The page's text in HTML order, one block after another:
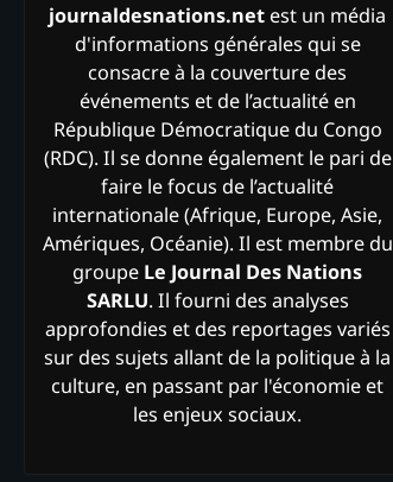
journaldesnations.net est un média
d'informations générales qui se
consacre à la couverture des
événements et de l’actualité en
République Démocratique du Congo
(RDC). Il se donne également le pari de
faire le focus de l’actualité
internationale (Afrique, Europe, Asie,
Amériques, Océanie). Il est membre du
groupe Le Journal Des Nations
SARLU. Il fourni des analyses
approfondies et des reportages variés
sur des sujets allant de la politique à la
culture, en passant par l'économie et
les enjeux sociaux.